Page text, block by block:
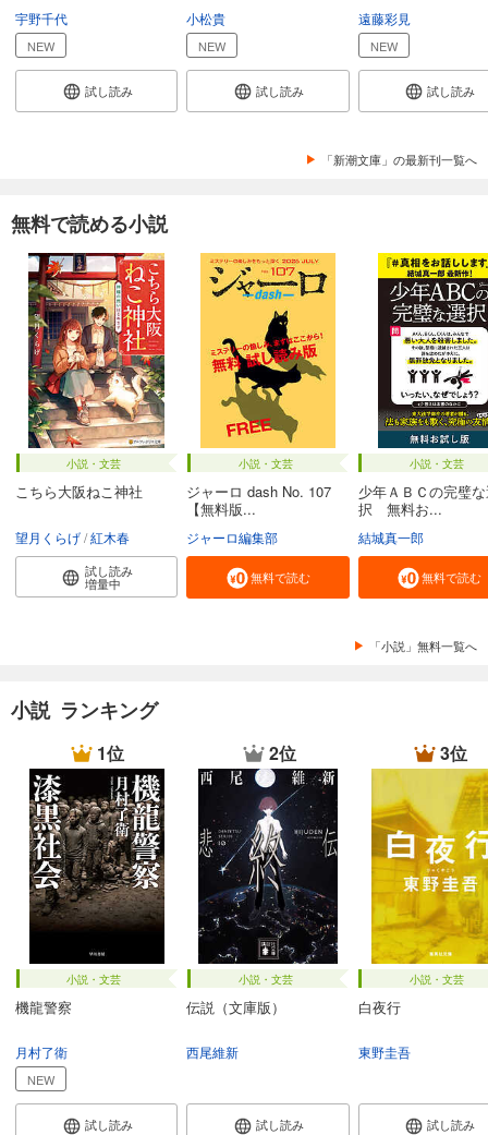
宇野千代
NEW
試し読み
小松貴
NEW
試し読み
遠藤彩見
NEW
試し読み
「新潮文庫」の最新刊一覧へ
無料で読める小説
小説・文芸
こちら大阪ねこ神社
望月くらげ 紅木春
試し読み
増量中
小説・文芸
ジャーロ dash No. 107
【無料版...
ジャーロ編集部
無料で読む
小説・文芸
少年ＡＢＣの完璧
択 無料お...
結城真一郎
無料で読む
「小説」無料一覧へ
小説 ランキング
1位
小説・文芸
機龍警察
月村了衛
NEW
試し読み
2位
小説・文芸
伝説（文庫版）
西尾維新
試し読み
3位
小説・文芸
白夜行
東野圭吾
試し読み